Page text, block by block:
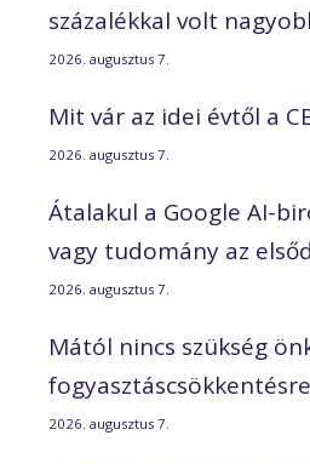
százalékkal volt
2026. augusztus 7.
Mit vár az idei évtől a
2026. augusztus 7.
Átalakul a Google AI-
vagy tudomány az
2026. augusztus 7.
Mától nincs szükség
fogyasztáscsökkentésre
2026. augusztus 7.